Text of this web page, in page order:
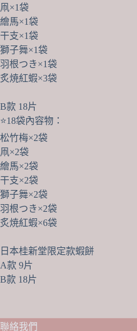
凧×1袋
繪馬×1袋
干支×1袋
獅子舞×1袋
羽根つき×1袋
炙焼紅蝦×3袋
B款 18片
⭐️18袋內容物：
松竹梅×2袋
凧×2袋
繪馬×2袋
干支×2袋
獅子舞×2袋
羽根つき×2袋
炙焼紅蝦×6袋
日本桂新堂限定款蝦餅
A款 9片
B款 18片
聯絡我們